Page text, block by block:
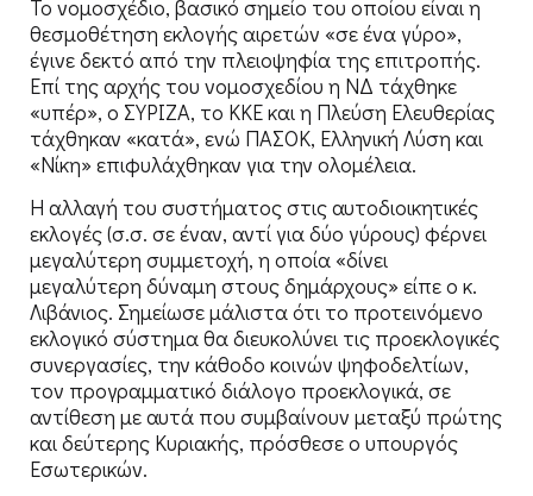
Το νομοσχέδιο, βασικό σημείο του οποίου είναι η
θεσμοθέτηση εκλογής αιρετών «σε ένα γύρο»,
έγινε δεκτό από την πλειοψηφία της επιτροπής.
Επί της αρχής του νομοσχεδίου η ΝΔ τάχθηκε
«υπέρ», ο ΣΥΡΙΖΑ, το ΚΚΕ και η Πλεύση Ελευθερίας
τάχθηκαν «κατά», ενώ ΠΑΣΟΚ, Ελληνική Λύση και
«Νίκη» επιφυλάχθηκαν για την ολομέλεια.
Η αλλαγή του συστήματος στις αυτοδιοικητικές
εκλογές (σ.σ. σε έναν, αντί για δύο γύρους) φέρνει
μεγαλύτερη συμμετοχή, η οποία «δίνει
μεγαλύτερη δύναμη στους δημάρχους» είπε ο κ.
Λιβάνιος. Σημείωσε μάλιστα ότι το προτεινόμενο
εκλογικό σύστημα θα διευκολύνει τις προεκλογικές
συνεργασίες, την κάθοδο κοινών ψηφοδελτίων,
τον προγραμματικό διάλογο προεκλογικά, σε
αντίθεση με αυτά που συμβαίνουν μεταξύ πρώτης
και δεύτερης Κυριακής, πρόσθεσε ο υπουργός
Εσωτερικών.